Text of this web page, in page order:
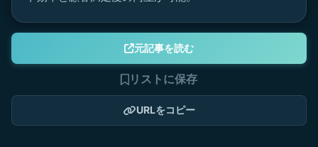
元記事を読む
リストに保存
URLをコピー